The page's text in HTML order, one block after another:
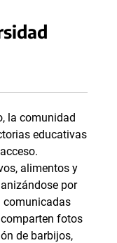
la comunidad
educativas
alimentos y
por
comunicadas
fotos
de barbijos,